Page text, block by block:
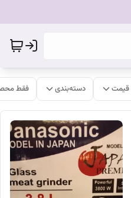
قیمت دسته‌بندی فقط